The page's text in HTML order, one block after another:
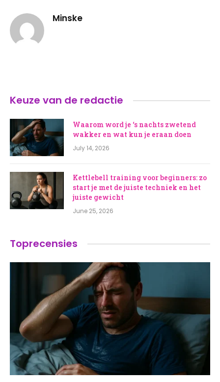
Minske
Keuze van de redactie
Waarom word je ‘s nachts zwetend
wakker en wat kun je eraan doen
July 14, 2026
Kettlebell training voor beginners: zo
start je met de juiste techniek en het
juiste gewicht
June 25, 2026
Toprecensies